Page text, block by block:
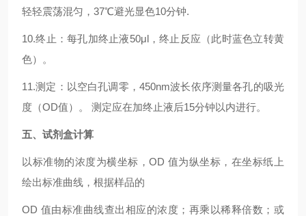
轻轻震荡混匀，37℃避光显色10分钟.
10.终止：每孔加终止液50μl，终止反应（此时蓝色立转黄
色）。
11.测定：以空白孔调零，450nm波长依序测量各孔的吸光
度（OD值）。 测定应在加终止液后15分钟以内进行。
五、试剂盒计算
以标准物的浓度为横坐标，OD 值为纵坐标，在坐标纸上
绘出标准曲线，根据样品的
OD 值由标准曲线查出相应的浓度；再乘以稀释倍数；或